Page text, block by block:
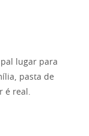
lugar para
pasta de
é real.